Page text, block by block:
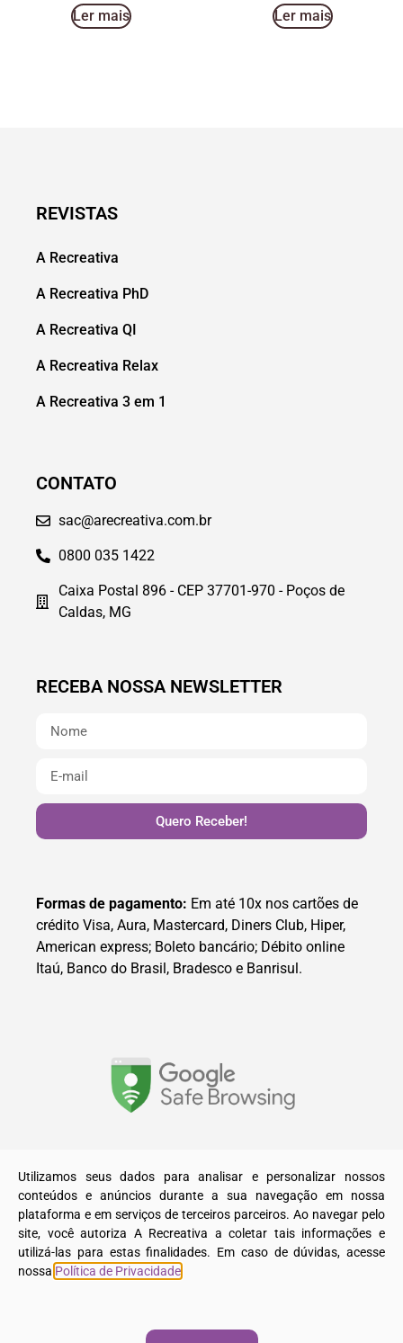
Ler mais Ler mais
REVISTAS
A Recreativa
A Recreativa PhD
A Recreativa QI
A Recreativa Relax
A Recreativa 3 em 1
CONTATO
sac@arecreativa.com.br
0800 035 1422
Caixa Postal 896 - CEP 37701-970 - Poços de
Caldas, MG
RECEBA NOSSA NEWSLETTER
Quero Receber!
Formas de pagamento: Em até 10x nos cartões de
crédito Visa, Aura, Mastercard, Diners Club, Hiper,
American express; Boleto bancário; Débito online
Itaú, Banco do Brasil, Bradesco e Banrisul.
© 2025. Todos os direitos reservados a A Recreativa LTDA.
Utilizamos seus dados para analisar e personalizar nossos
conteúdos e anúncios durante a sua navegação em nossa
plataforma e em serviços de terceiros parceiros. Ao navegar pelo
site, você autoriza A Recreativa a coletar tais informações e
utilizá-las para estas finalidades. Em caso de dúvidas, acesse
nossa Política de Privacidade